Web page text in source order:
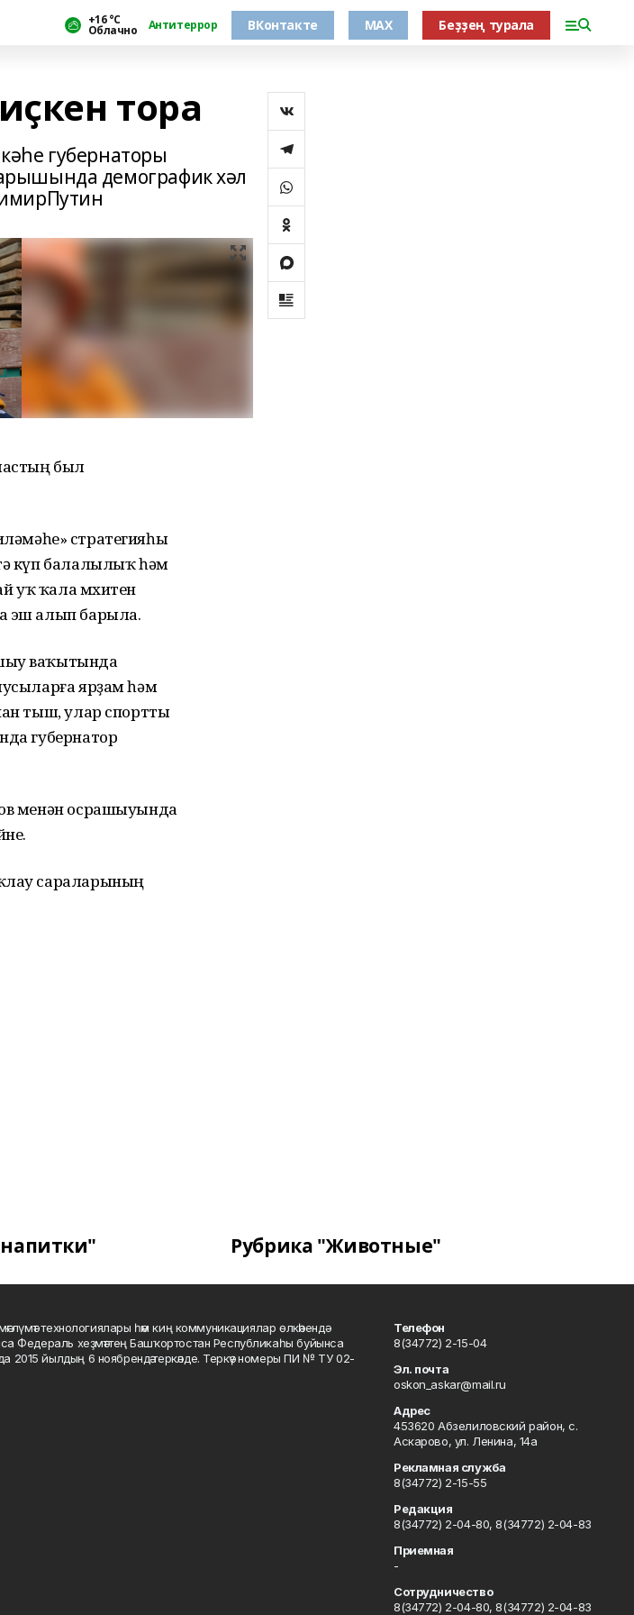
+16 °С
Облачно Антитеррор ВКонтакте MAX Беҙҙең турала
тора
губернаторы
демографик хәл
был
стратегияһы
күп балалылыҡ һәм
ҡала мөхитен
эш алып барыла.
ваҡытында
ярҙам һәм
тыш, улар спортты
губернатор
менән осрашыуында
сараларының
Рубрика "Животные"
технологиялары һәм киң коммуникациялар өлкәһендә
Федераль хеҙмәттең Башҡортостан Республикаһы буйынса
2015 йылдың 6 ноябрендә теркәлде. Теркәү номеры ПИ № ТУ 02-
Телефон
8(34772) 2-15-04
Эл. почта
oskon_askar@mail.ru
Адрес
453620 Абзелиловский район, с.
Аскарово, ул. Ленина, 14а
Рекламная служба
8(34772) 2-15-55
Редакция
8(34772) 2-04-80, 8(34772) 2-04-83
Приемная
-
Сотрудничество
8(34772) 2-04-80, 8(34772) 2-04-83